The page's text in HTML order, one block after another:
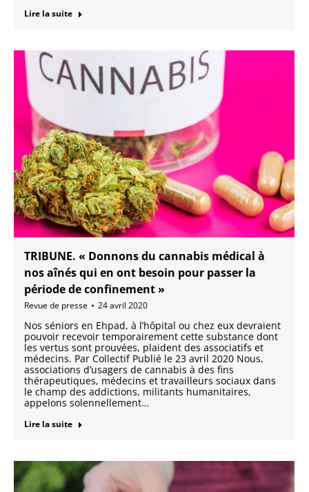
Lire la suite
TRIBUNE. « Donnons du cannabis médical à
nos aînés qui en ont besoin pour passer la
période de confinement »
Revue de presse 24 avril 2020
Nos séniors en Ehpad, à l’hôpital ou chez eux devraient
pouvoir recevoir temporairement cette substance dont
les vertus sont prouvées, plaident des associatifs et
médecins. Par Collectif Publié le 23 avril 2020 Nous,
associations d’usagers de cannabis à des fins
thérapeutiques, médecins et travailleurs sociaux dans
le champ des addictions, militants humanitaires,
appelons solennellement…
Lire la suite